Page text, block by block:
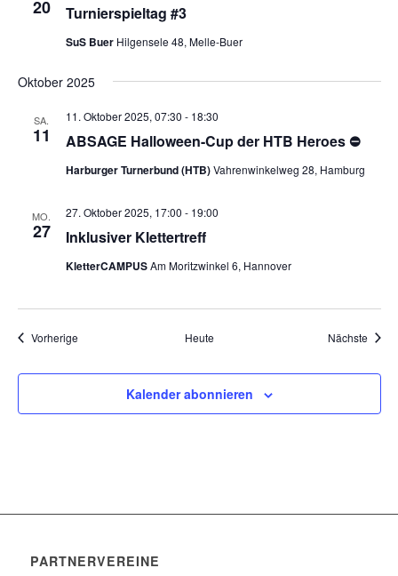
20 Turnierspieltag #3
SuS Buer Hilgensele 48, Melle-Buer
Oktober 2025
SA.
11 ABSAGE Halloween-Cup der HTB Heroes ⛔️
11. Oktober 2025, 07:30 - 18:30
Harburger Turnerbund (HTB)Vahrenwinkelweg 28, Hamburg
MO.
27 Inklusiver Klettertreff
27. Oktober 2025, 17:00 - 19:00
KletterCAMPUSAm Moritzwinkel 6, Hannover
VorherigeVeranstaltungen Heute Nächste
Kalender abonnieren
PARTNERVEREINE